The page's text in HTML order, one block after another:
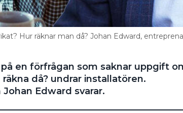
Hur räknar man då? Johan Edward,
en förfrågan som saknar uppgift
då? undrar installatören.
Edward svarar.